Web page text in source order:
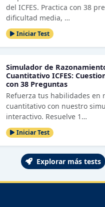
del ICFES. Practica con 38
dificultad media, …
Iniciar Test
Simulador de
Cuantitativo ICFES:
con 38 Preguntas
Refuerza tus habilidades en
cuantitativo con nuestro
interactivo. Resuelve 1…
Iniciar Test
Explorar más tests